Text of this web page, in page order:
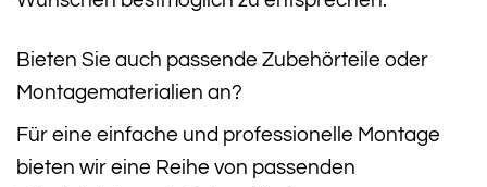
Bieten Sie auch passende Zubehörteile oder
Montagematerialien an?
Für eine einfache und professionelle Montage
bieten wir eine Reihe von passenden